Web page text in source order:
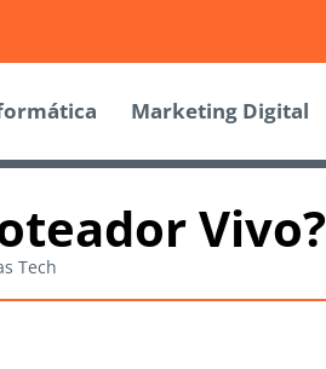
Marketing Digital
Vivo?
Tech